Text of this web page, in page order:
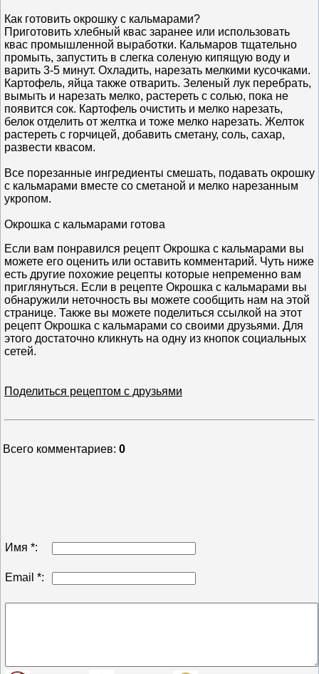
Как готовить окрошку с кальмарами?
Приготовить хлебный квас заранее или использовать
квас промышленной выработки. Кальмаров тщательно
промыть, запустить в слегка соленую кипящую воду и
варить 3-5 минут. Охладить, нарезать мелкими кусочками.
Картофель, яйца также отварить. Зеленый лук перебрать,
вымыть и нарезать мелко, растереть с солью, пока не
появится сок. Картофель очистить и мелко нарезать,
белок отделить от желтка и тоже мелко нарезать. Желток
растереть с горчицей, добавить сметану, соль, сахар,
развести квасом.
Все порезанные ингредиенты смешать, подавать окрошку
с кальмарами вместе со сметаной и мелко нарезанным
укропом.
Окрошка с кальмарами готова
Если вам понравился рецепт Окрошка с кальмарами вы
можете его оценить или оставить комментарий. Чуть ниже
есть другие похожие рецепты которые непременно вам
приглянуться. Если в рецепте Окрошка с кальмарами вы
обнаружили неточность вы можете сообщить нам на этой
странице. Также вы можете поделиться ссылкой на этот
рецепт Окрошка с кальмарами со своими друзьями. Для
этого достаточно кликнуть на одну из кнопок социальных
сетей.
Поделиться рецептом с друзьями
Всего комментариев: 0
Имя *:
Email *: